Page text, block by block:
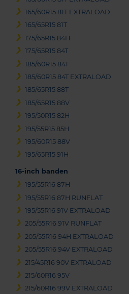
165/60R15 81T EXTRALOAD
165/65R15 81T
175/65R15 84H
175/65R15 84T
185/60R15 84T
185/60R15 84T EXTRALOAD
185/65R15 88T
185/65R15 88V
195/50R15 82H
195/55R15 85H
195/60R15 88V
195/65R15 91H
16-inch banden
195/55R16 87H
195/55R16 87H RUNFLAT
195/55R16 91V EXTRALOAD
205/55R16 91V RUNFLAT
205/55R16 94H EXTRALOAD
205/55R16 94V EXTRALOAD
215/45R16 90V EXTRALOAD
215/60R16 95V
215/60R16 99V EXTRALOAD